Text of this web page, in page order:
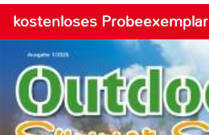
kostenloses Probeexemplar